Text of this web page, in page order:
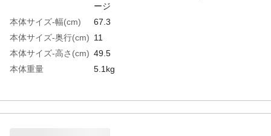
ージ
本体サイズ-幅(cm)
67.3
本体サイズ-奥行(cm) 11
本体サイズ-高さ(cm) 49.5
本体重量
5.1kg
メーカー名
スペクトラム ブランズ ジャパン